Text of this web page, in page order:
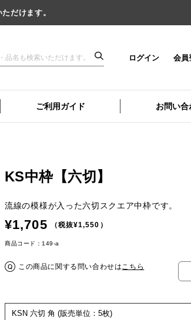
だけます。
ログイン 会員
ご利用ガイド お問い合
KS中枠【六切】
流線の模様が入った六切スクエア中枠です。
¥1,705 （税抜¥1,550）
商品コード：149-a
この商品に関する問い合わせはこちら
KSN 六切 角 (販売単位：5枚)